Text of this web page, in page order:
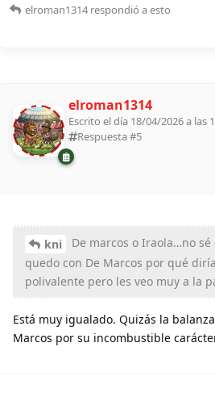
elroman1314 respondió a esto
elroman1314
Escrito el día 18/04/2026 a las
Respuesta #5
kni
De marcos o Iraola…no
quedo con De Marcos por qué
polivalente pero les veo muy a la
Está muy igualado. Quizás la
Marcos por su incombustible